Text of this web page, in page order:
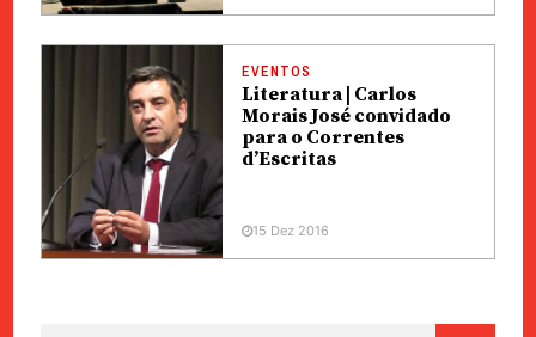
EVENTOS
Literatura | Carlos
Morais José convidado
para o Correntes
d’Escritas
15 Dez 2016